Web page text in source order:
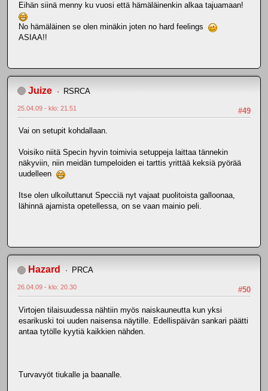
Eihän siinä menny ku vuosi että hämäläinenkin alkaa tajuamaan!
No hämäläinen se olen minäkin joten no hard feelings
ASIAA!!
Juize RSRCA
#49
25.04.09 - klo: 21.51
Vai on setupit kohdallaan.
Voisiko niitä Specin hyvin toimivia setuppeja laittaa tännekin
näkyviin, niin meidän tumpeloiden ei tarttis yrittää keksiä pyörää
uudelleen
Itse olen ulkoiluttanut Specciä nyt vajaat puolitoista galloonaa,
lähinnä ajamista opetellessa, on se vaan mainio peli.
Hazard PRCA
#50
26.04.09 - klo: 20.30
Virtojen tilaisuudessa nähtiin myös naiskauneutta kun yksi
esarikuski toi uuden naisensa näytille. Edellispäivän sankari päätti
antaa tytölle kyytiä kaikkien nähden.
Turvavyöt tiukalle ja baanalle.